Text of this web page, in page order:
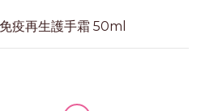
疫再生護手霜 50ml